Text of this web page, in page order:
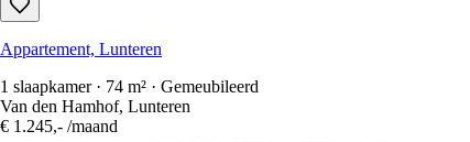
Appartement, Lunteren
1 slaapkamer · 74 m² · Gemeubileerd
Van den Hamhof, Lunteren
€ 1.245,- /maand